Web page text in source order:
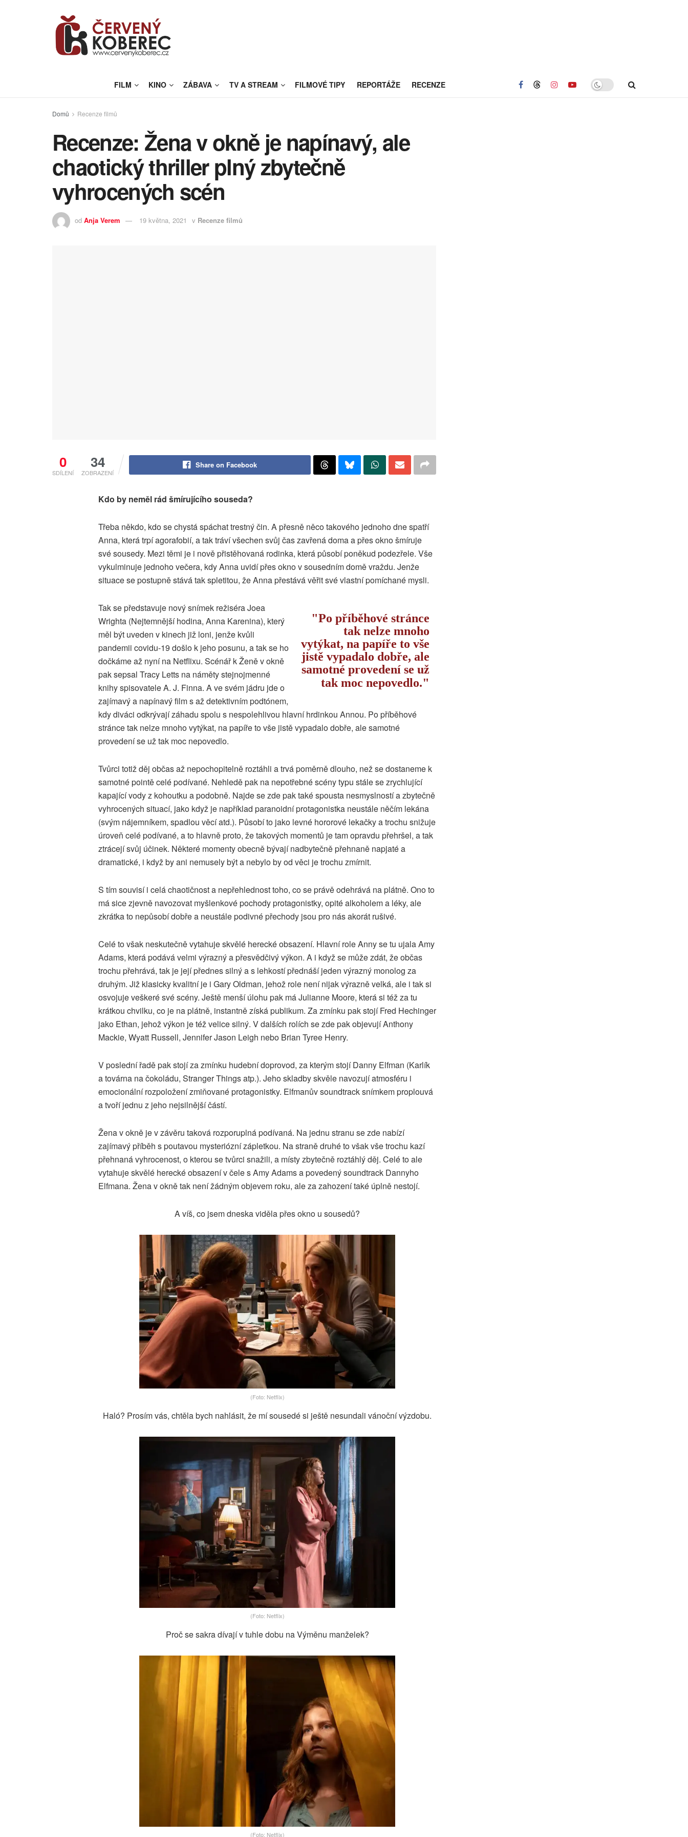
FILM KINO ZÁBAVA TV A STREAM FILMOVÉ TIPY REPORTÁŽE RECENZE
Domů Recenze filmů
Recenze: Žena v okně je napínavý, ale
chaotický thriller plný zbytečně
vyhrocených scén
od Anja Verem 19 května, 2021 v Recenze filmů
0
SDÍLENÍ
34
ZOBRAZENÍ
Share on Facebook
Kdo by neměl rád šmírujícího souseda?
Třeba někdo, kdo se chystá spáchat trestný čin. A přesně něco takového jednoho dne spatří
Anna, která trpí agorafobií, a tak tráví všechen svůj čas zavřená doma a přes okno šmíruje
své sousedy. Mezi těmi je i nově přistěhovaná rodinka, která působí poněkud podezřele. Vše
vykulminuje jednoho večera, kdy Anna uvidí přes okno v sousedním domě vraždu. Jenže
situace se postupně stává tak spletitou, že Anna přestává věřit své vlastní pomíchané mysli.
Po příběhové stránce
tak nelze mnoho
vytýkat, na papíře to vše
jistě vypadalo dobře, ale
samotné provedení se už
tak moc nepovedlo.
Tak se představuje nový snímek režiséra Joea
Wrighta (Nejtemnější hodina, Anna Karenina), který
měl být uveden v kinech již loni, jenže kvůli
pandemii covidu-19 došlo k jeho posunu, a tak se ho
dočkáme až nyní na Netflixu. Scénář k Ženě v okně
pak sepsal Tracy Letts na náměty stejnojmenné
knihy spisovatele A. J. Finna. A ve svém jádru jde o
zajímavý a napínavý film s až detektivním podtónem,
kdy diváci odkrývají záhadu spolu s nespolehlivou hlavní hrdinkou Annou. Po příběhové
stránce tak nelze mnoho vytýkat, na papíře to vše jistě vypadalo dobře, ale samotné
provedení se už tak moc nepovedlo.
Tvůrci totiž děj občas až nepochopitelně roztáhli a trvá poměrně dlouho, než se dostaneme k
samotné pointě celé podívané. Nehledě pak na nepotřebné scény typu stále se zrychlující
kapající vody z kohoutku a podobně. Najde se zde pak také spousta nesmyslností a zbytečně
vyhrocených situací, jako když je například paranoidní protagonistka neustále něčím lekána
(svým nájemníkem, spadlou věcí atd.). Působí to jako levné hororové lekačky a trochu snižuje
úroveň celé podívané, a to hlavně proto, že takových momentů je tam opravdu přehršel, a tak
ztrácejí svůj účinek. Některé momenty obecně bývají nadbytečně přehnaně napjaté a
dramatické, i když by ani nemusely být a nebylo by od věci je trochu zmírnit.
S tím souvisí i celá chaotičnost a nepřehlednost toho, co se právě odehrává na plátně. Ono to
má sice zjevně navozovat myšlenkové pochody protagonistky, opité alkoholem a léky, ale
zkrátka to nepůsobí dobře a neustále podivné přechody jsou pro nás akorát rušivé.
Celé to však neskutečně vytahuje skvělé herecké obsazení. Hlavní role Anny se tu ujala Amy
Adams, která podává velmi výrazný a přesvědčivý výkon. A i když se může zdát, že občas
trochu přehrává, tak je její přednes silný a s lehkostí přednáší jeden výrazný monolog za
druhým. Již klasicky kvalitní je i Gary Oldman, jehož role není nijak výrazně velká, ale i tak si
osvojuje veškeré své scény. Ještě menší úlohu pak má Julianne Moore, která si též za tu
krátkou chvilku, co je na plátně, instantně získá publikum. Za zmínku pak stojí Fred Hechinger
jako Ethan, jehož výkon je též velice silný. V dalších rolích se zde pak objevují Anthony
Mackie, Wyatt Russell, Jennifer Jason Leigh nebo Brian Tyree Henry.
V poslední řadě pak stojí za zmínku hudební doprovod, za kterým stojí Danny Elfman (Karlík
a továrna na čokoládu, Stranger Things atp.). Jeho skladby skvěle navozují atmosféru i
emocionální rozpoložení zmiňované protagonistky. Elfmanův soundtrack snímkem proplouvá
a tvoří jednu z jeho nejsilnější částí.
Žena v okně je v závěru taková rozporuplná podívaná. Na jednu stranu se zde nabízí
zajímavý příběh s poutavou mysteriózní zápletkou. Na straně druhé to však vše trochu kazí
přehnaná vyhrocenost, o kterou se tvůrci snažili, a místy zbytečně roztáhlý děj. Celé to ale
vytahuje skvělé herecké obsazení v čele s Amy Adams a povedený soundtrack Dannyho
Elfmana. Žena v okně tak není žádným objevem roku, ale za zahození také úplně nestojí.
A víš, co jsem dneska viděla přes okno u sousedů?
(Foto: Netflix)
Haló? Prosím vás, chtěla bych nahlásit, že mí sousedé si ještě nesundali vánoční výzdobu.
(Foto: Netflix)
Proč se sakra dívají v tuhle dobu na Výměnu manželek?
(Foto: Netflix)